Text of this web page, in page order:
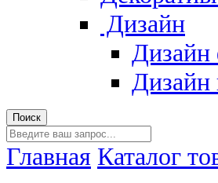
Дизайн
Дизайн
Дизайн
Главная Каталог